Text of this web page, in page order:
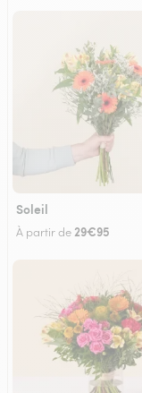
Soleil
À partir de29€95